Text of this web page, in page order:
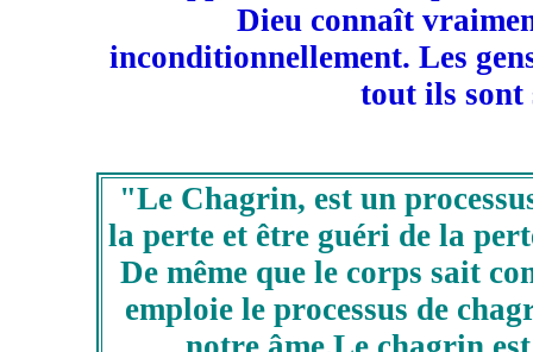
Dieu connaît
inconditionnellement. Les
tout ils sont
"Le Chagrin, est un
la perte et être guéri de la
De même que le corps sait
emploie le processus de